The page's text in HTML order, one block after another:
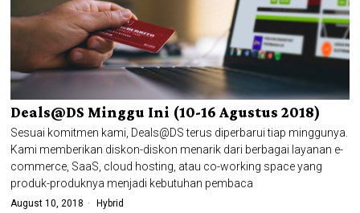
Deals@DS Minggu Ini (10-16 Agustus 2018)
Sesuai komitmen kami, Deals@DS terus diperbarui tiap minggunya.
Kami memberikan diskon-diskon menarik dari berbagai layanan e-
commerce, SaaS, cloud hosting, atau co-working space yang
produk-produknya menjadi kebutuhan pembaca
August 10, 2018 Hybrid